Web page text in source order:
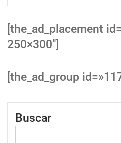
[the_ad_placement
250×300″]
[the_ad_group
Buscar